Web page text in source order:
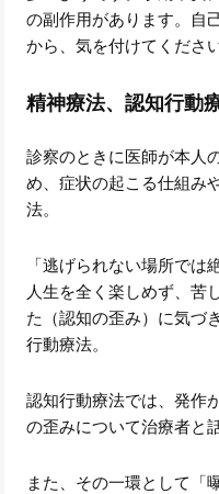
の副作用があります。自
から、気を付けてください
精神療法、認知行動
診察のときに医師が本人
め、症状の起こる仕組み
法。
「逃げられない場所で
人生を全く楽しめず、苦
た（認知の歪み）に気づ
行動療法。
認知行動療法では、発作
の歪みについて治療者と
また、その一環として「